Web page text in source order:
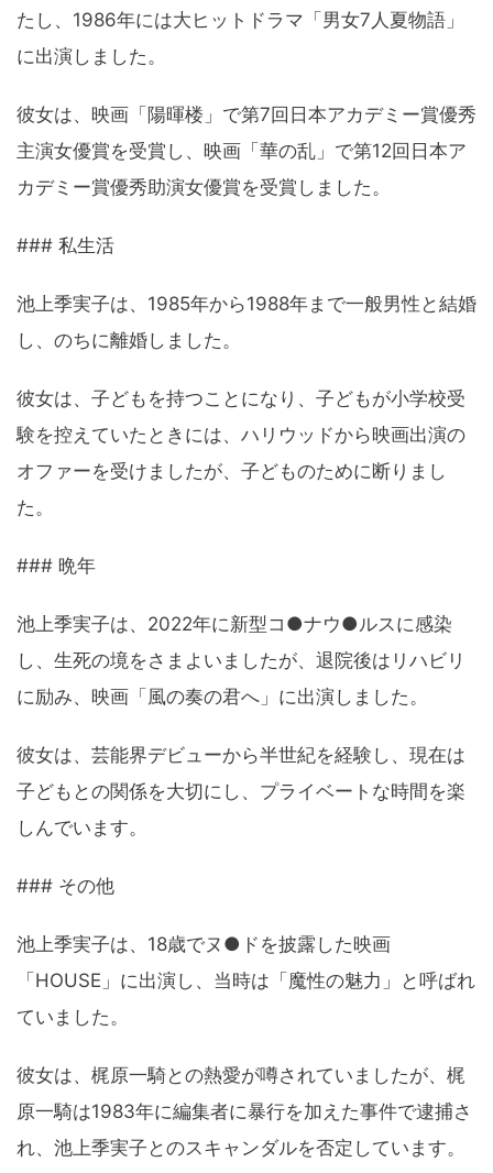
たし、1986年には大ヒットドラマ「男女7人夏物語」
に出演しました。
彼女は、映画「陽暉楼」で第7回日本アカデミー賞優秀
主演女優賞を受賞し、映画「華の乱」で第12回日本ア
カデミー賞優秀助演女優賞を受賞しました。
### 私生活
池上季実子は、1985年から1988年まで一般男性と結婚
し、のちに離婚しました。
彼女は、子どもを持つことになり、子どもが小学校受
験を控えていたときには、ハリウッドから映画出演の
オファーを受けましたが、子どものために断りまし
た。
### 晩年
池上季実子は、2022年に新型コ●ナウ●ルスに感染
し、生死の境をさまよいましたが、退院後はリハビリ
に励み、映画「風の奏の君へ」に出演しました。
彼女は、芸能界デビューから半世紀を経験し、現在は
子どもとの関係を大切にし、プライベートな時間を楽
しんでいます。
### その他
池上季実子は、18歳でヌ●ドを披露した映画
「HOUSE」に出演し、当時は「魔性の魅力」と呼ばれ
ていました。
彼女は、梶原一騎との熱愛が噂されていましたが、梶
原一騎は1983年に編集者に暴行を加えた事件で逮捕さ
れ、池上季実子とのスキャンダルを否定しています。